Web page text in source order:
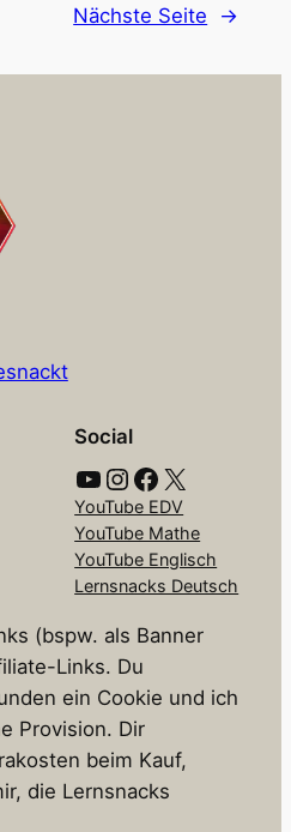
Nächste Seite →
Social
YouTube Instagram Facebook X
YouTube EDV
YouTube Mathe
YouTube Englisch
Lernsnacks Deutsch
(bspw. als Banner
Links. Du
ein Cookie und ich
Provision. Dir
beim Kauf,
die Lernsnacks